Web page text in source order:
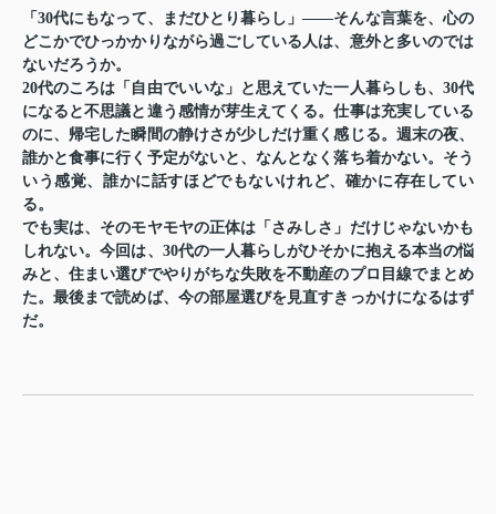
「30代にもなって、まだひとり暮らし」——そんな言葉を、心の
どこかでひっかかりながら過ごしている人は、意外と多いのでは
ないだろうか。
20代のころは「自由でいいな」と思えていた一人暮らしも、30代
になると不思議と違う感情が芽生えてくる。仕事は充実している
のに、帰宅した瞬間の静けさが少しだけ重く感じる。週末の夜、
誰かと食事に行く予定がないと、なんとなく落ち着かない。そう
いう感覚、誰かに話すほどでもないけれど、確かに存在してい
る。
でも実は、そのモヤモヤの正体は「さみしさ」だけじゃないかも
しれない。今回は、30代の一人暮らしがひそかに抱える本当の悩
みと、住まい選びでやりがちな失敗を不動産のプロ目線でまとめ
た。最後まで読めば、今の部屋選びを見直すきっかけになるはず
だ。